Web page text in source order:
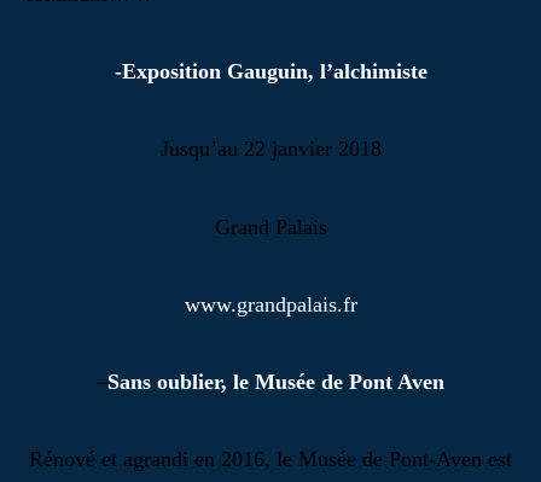
-Exposition Gauguin, l’alchimiste
Jusqu’au 22 janvier 2018
Grand Palais
www.grandpalais.fr
–Sans oublier, le Musée de Pont Aven
Rénové et agrandi en 2016, le Musée de Pont-Aven est